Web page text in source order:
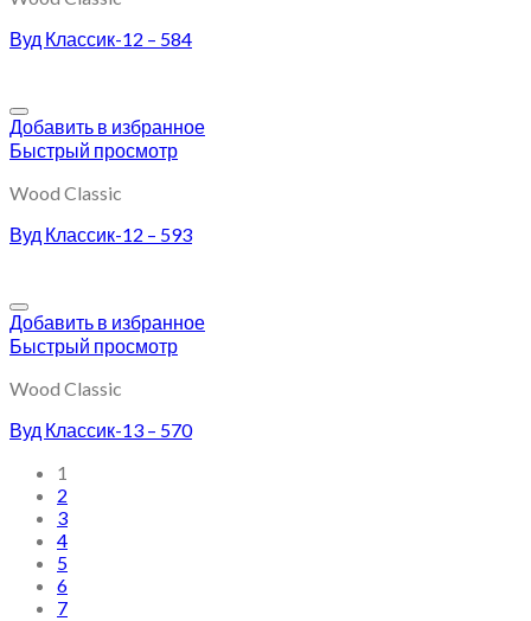
Вуд Классик-12 – 584
Добавить в избранное
Быстрый просмотр
Wood Classic
Вуд Классик-12 – 593
Добавить в избранное
Быстрый просмотр
Wood Classic
Вуд Классик-13 – 570
1
2
3
4
5
6
7